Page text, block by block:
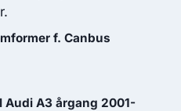
aktuelle
539.10 kr..
f. Canbus
A3 årgang 2001-